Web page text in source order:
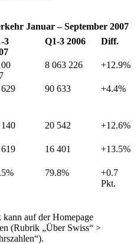
Januar – September 2007
3
Q1-3 2006 Diff.
8 063 226 +12.9%
90 633 +4.4%
20 542 +12.6%
16 401 +13.5%
79.8%
+0.7
Pkt.
auf der Homepage
(Rubrik „Über Swiss“ >